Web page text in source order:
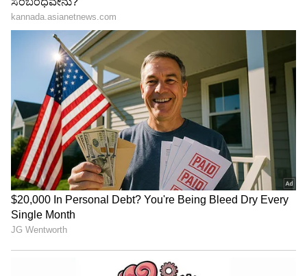
ಹುಡುಗಿಗೆ ಗಾಳ ಹಾಕಲು 50
ಸಾವಿರ, ಮಗು ಮಾಡಿ ಕೈಬಿಡಲು 5
ಲಕ್ಷ: ಯುವಕ ಏನೇನು ಹೇಳಿದ್ದಾನೆ
ಕೇಳಿ
ಪನೀರ್ ಪ್ರಿಯರಿಗೆ ಶಾಕ್​: ಇನ್ಮುಂದೆ
ಮಾರಿದ್ರೆ ಜೈಲು ಶಿಕ್ಷೆ! 'ಮಹಾ'
ನಿರ್ಧಾರ- ಏನಿದು Analogue
Paneer
LATEST VIDEOS
"ರಾಜಕೀಯ ಬೇಡ, ಸಿನಿಮಾನೇ ಪ್ರಾಣ":
ಕನಕೋತ್ಸವದಲ್ಲಿ ರಿಷಬ್ ಶೆಟ್ಟಿ | Rishab
Shetty speech | Suvarna News
ಶೇ.50 ರಿಂದ ಶೇ.18 ಕ್ಕೆ TAX ಇಳಿಕೆ: ಮೋದಿ-